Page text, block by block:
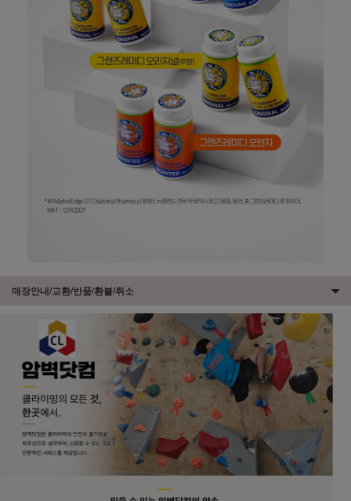
매장안내/교환/반품/환불/취소